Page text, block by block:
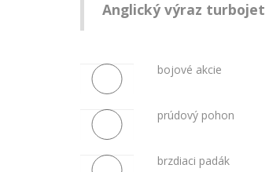
Anglický výraz turbojet
bojové akcie
prúdový pohon
brzdiaci padák